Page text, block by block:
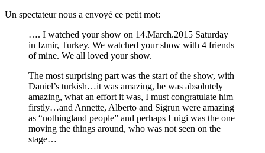
Un spectateur nous a envoyé ce petit mot:
…. I watched your show on 14.March.2015 Saturday
in Izmir, Turkey. We watched your show with 4 friends
of mine. We all loved your show.
The most surprising part was the start of the show, with
Daniel’s turkish…it was amazing, he was absolutely
amazing, what an effort it was, I must congratulate him
firstly…and Annette, Alberto and Sigrun were amazing
as “nothingland people” and perhaps Luigi was the one
moving the things around, who was not seen on the
stage…